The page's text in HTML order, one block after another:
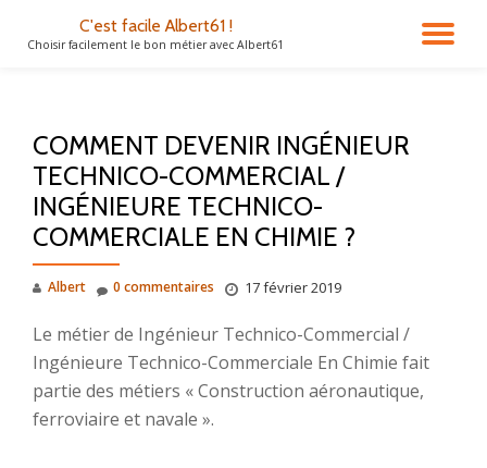
C'est facile Albert61 !
Choisir facilement le bon métier avec Albert61
COMMENT DEVENIR INGÉNIEUR
TECHNICO-COMMERCIAL /
INGÉNIEURE TECHNICO-
COMMERCIALE EN CHIMIE ?
Albert 17 février 2019
0 commentaires
Le métier de Ingénieur Technico-Commercial /
Ingénieure Technico-Commerciale En Chimie fait
partie des métiers « Construction aéronautique,
ferroviaire et navale ».